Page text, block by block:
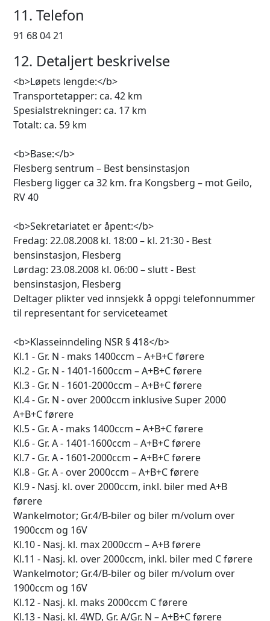
11. Telefon
91 68 04 21
12. Detaljert beskrivelse
<b>Løpets lengde:</b>
Transportetapper: ca. 42 km
Spesialstrekninger: ca. 17 km
Totalt: ca. 59 km
<b>Base:</b>
Flesberg sentrum – Best bensinstasjon
Flesberg ligger ca 32 km. fra Kongsberg – mot Geilo,
RV 40
<b>Sekretariatet er åpent:</b>
Fredag: 22.08.2008 kl. 18:00 – kl. 21:30 - Best
bensinstasjon, Flesberg
Lørdag: 23.08.2008 kl. 06:00 – slutt - Best
bensinstasjon, Flesberg
Deltager plikter ved innsjekk å oppgi telefonnummer
til representant for serviceteamet
<b>Klasseinndeling NSR § 418</b>
Kl.1 - Gr. N - maks 1400ccm – A+B+C førere
Kl.2 - Gr. N - 1401-1600ccm – A+B+C førere
Kl.3 - Gr. N - 1601-2000ccm – A+B+C førere
Kl.4 - Gr. N - over 2000ccm inklusive Super 2000
A+B+C førere
Kl.5 - Gr. A - maks 1400ccm – A+B+C førere
Kl.6 - Gr. A - 1401-1600ccm – A+B+C førere
Kl.7 - Gr. A - 1601-2000ccm – A+B+C førere
Kl.8 - Gr. A - over 2000ccm – A+B+C førere
Kl.9 - Nasj. kl. over 2000ccm, inkl. biler med A+B
førere
Wankelmotor; Gr.4/B-biler og biler m/volum over
1900ccm og 16V
Kl.10 - Nasj. kl. max 2000ccm – A+B førere
Kl.11 - Nasj. kl. over 2000ccm, inkl. biler med C førere
Wankelmotor; Gr.4/B-biler og biler m/volum over
1900ccm og 16V
Kl.12 - Nasj. kl. maks 2000ccm C førere
Kl.13 - Nasj. kl. 4WD, Gr. A/Gr. N – A+B+C førere